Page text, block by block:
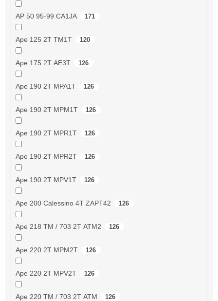
AP 50 95-99 CA1JA 171
Ape 125 2T TM1T 120
Ape 175 2T AE3T 126
Ape 190 2T MPA1T 126
Ape 190 2T MPM1T 126
Ape 190 2T MPR1T 126
Ape 190 2T MPR2T 126
Ape 190 2T MPV1T 126
Ape 200 Calessino 4T ZAPT42 126
Ape 218 TM / 703 2T ATM2 126
Ape 220 2T MPM2T 126
Ape 220 2T MPV2T 126
Ape 220 TM / 703 2T ATM 126